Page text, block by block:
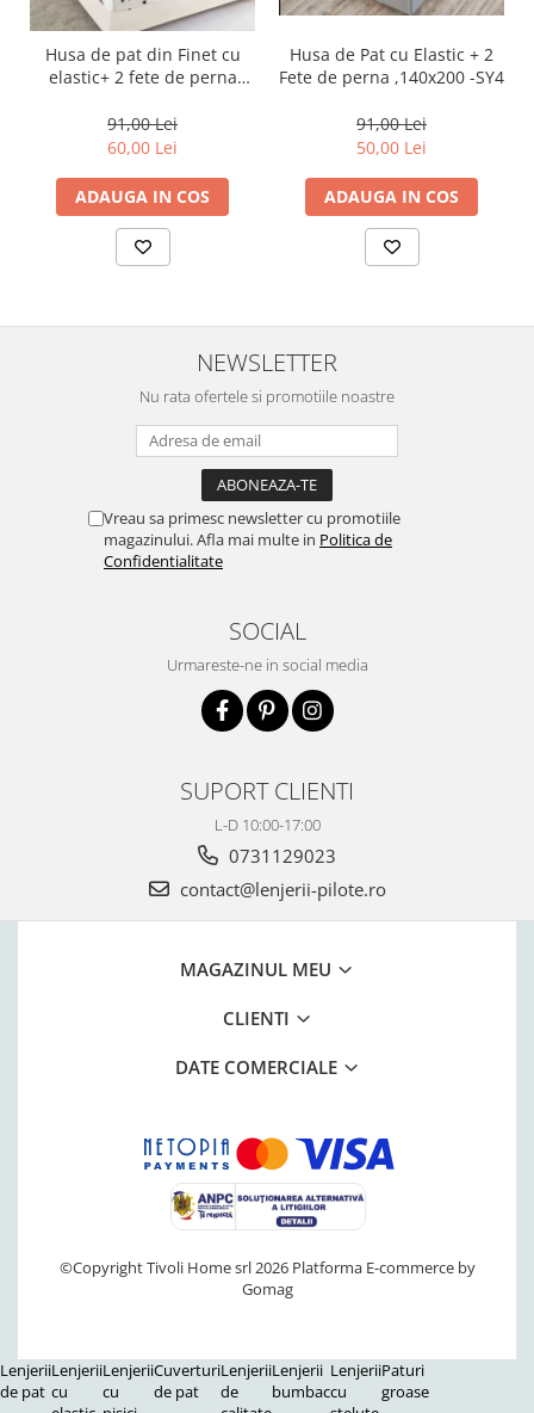
Husa de pat din Finet cu
elastic+ 2 fete de perna
91,00 Lei
60,00 Lei
ADAUGA IN COS
Husa de Pat cu Elastic + 2
Fete de perna ,140x200 -SY4
91,00 Lei
50,00 Lei
ADAUGA IN COS
NEWSLETTER
Nu rata ofertele si promotiile noastre
Vreau sa primesc newsletter cu promotiile
magazinului. Afla mai multe in Politica de
Confidentialitate
SOCIAL
Urmareste-ne in social media
SUPORT CLIENTI
L-D 10:00-17:00
0731129023
contact@lenjerii-pilote.ro
MAGAZINUL MEU
CLIENTI
DATE COMERCIALE
©Copyright Tivoli Home srl 2026 Platforma E-commerce by
Gomag
Lenjerii
de pat
Lenjerii
cu
Lenjerii
cu
Cuverturi
de pat
Lenjerii
de
Lenjerii
bumbac
Lenjerii
cu
Paturi
groase